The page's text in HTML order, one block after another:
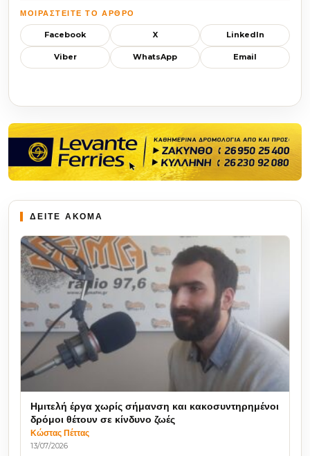
ΜΟΙΡΑΣΤΕΊΤΕ ΤΟ ΆΡΘΡΟ
Facebook X LinkedIn
Viber WhatsApp Email
ΔΕΙΤΕ ΑΚΟΜΑ
Ημιτελή έργα χωρίς σήμανση και κακοσυντηρημένοι
δρόμοι θέτουν σε κίνδυνο ζωές
Κώστας Πέττας
13/07/2026